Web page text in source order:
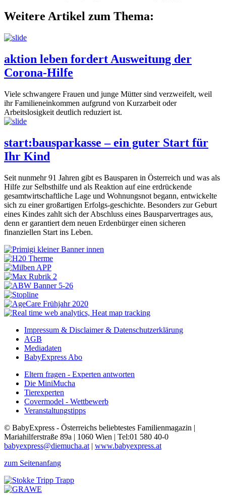
Weitere Artikel zum Thema:
aktion leben fordert Ausweitung der
Corona-Hilfe
Viele schwangere Frauen und junge Mütter sind verzweifelt, weil
ihr Familieneinkommen aufgrund von Kurzarbeit oder
Arbeitslosigkeit deutlich reduziert ist.
start:bausparkasse – ein guter Start für
Ihr Kind
Seit nunmehr 91 Jahren gibt es Bausparen in Österreich und was als
Hilfe zur Selbsthilfe und als Reaktion auf eine erdrückende
gesamtwirtschaftliche Lage und Wohnungsnot begann, entwickelte
sich zu einer großartigen Erfolgs-geschichte. Besonders zur Geburt
eines Kindes zahlt sich der Abschluss eines Bausparvertrages aus,
denn er garantiert dem neuen Erdenbürger einen sicheren
finanziellen Start ins Leben.
Impressum & Disclaimer & Datenschutzerklärung
AGB
Mediadaten
BabyExpress Abo
Eltern fragen - Experten antworten
Die MiniMucha
Tierexperten
Covermodel - Wettbewerb
Veranstaltungstipps
© BabyExpress - Österreichs beliebtestes Familienmagazin |
Mariahilferstraße 89a | 1060 Wien | Tel:01 580 40-0
babyexpress@diemucha.at | www.babyexpress.at
zum Seitenanfang